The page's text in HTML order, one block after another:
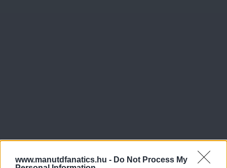
www.manutdfanatics.hu - Do Not Process My